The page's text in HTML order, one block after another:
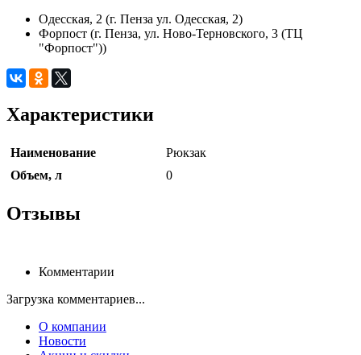
Одесская, 2 (г. Пенза ул. Одесская, 2)
Форпост (г. Пенза, ул. Ново-Терновского, 3 (ТЦ
"Форпост"))
Характеристики
Наименование
Рюкзак
Объем, л
0
Отзывы
Комментарии
Загрузка комментариев...
О компании
Новости